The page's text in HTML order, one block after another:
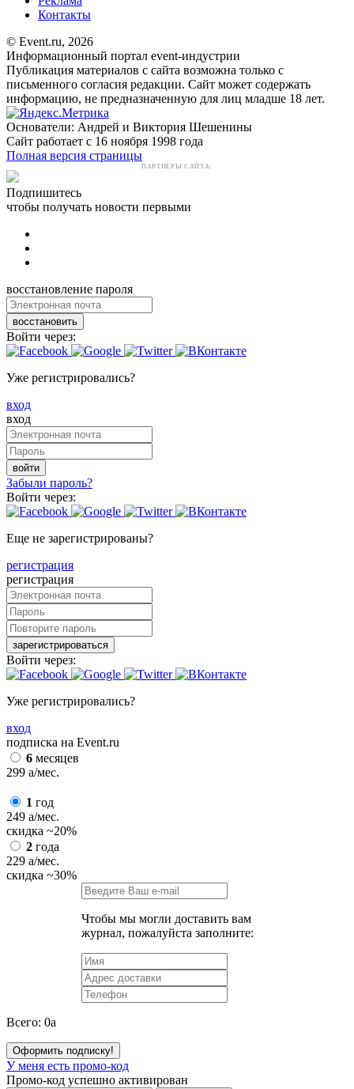
Контакты
© Event.ru, 2026
Информационный портал event-индустрии
Публикация материалов с сайта возможна только с
письменного согласия редакции. Сайт может содержать
информацию, не предназначенную для лиц младше 18 лет.
Основатели: Андрей и Виктория Шешенины
Сайт работает с 16 ноября 1998 года
Полная версия страницы
ПАРТНЕРЫ САЙТА:
Подпишитесь
чтобы получать новости первыми
восстановление пароля
восстановить
Войти через:
Уже регистрировались?
вход
вход
войти
Забыли пароль?
Войти через:
Еще не зарегистрированы?
регистрация
регистрация
зарегистрироваться
Войти через:
Уже регистрировались?
вход
подписка на Event.ru
6 месяцев
299 a/мес.
1 год
249 a/мес.
скидка ~20%
2 года
229 a/мес.
скидка ~30%
Чтобы мы могли доставить вам
журнал, пожалуйста заполните:
Всего: 0a
Оформить подписку!
У меня есть промо-код
Промо-код успешно активирован